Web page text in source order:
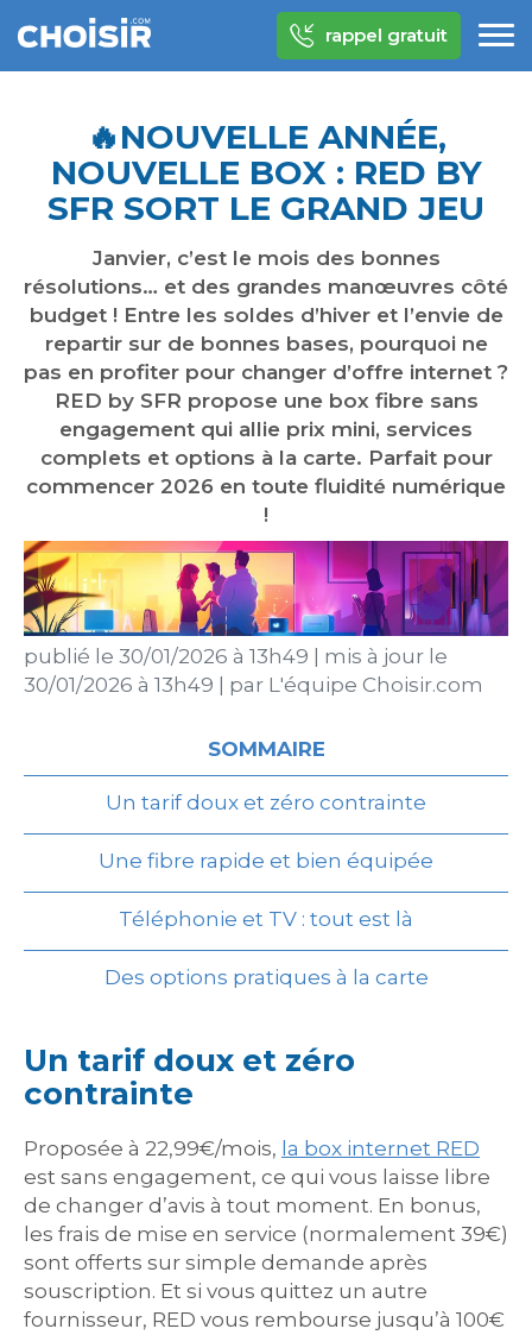
rappel gratuit
🔥​NOUVELLE ANNÉE,
NOUVELLE BOX : RED BY
SFR SORT LE GRAND JEU
Janvier, c’est le mois des bonnes
résolutions… et des grandes manœuvres côté
budget ! Entre les soldes d’hiver et l’envie de
repartir sur de bonnes bases, pourquoi ne
pas en profiter pour changer d’offre internet ?
RED by SFR propose une box fibre sans
engagement qui allie prix mini, services
complets et options à la carte. Parfait pour
commencer 2026 en toute fluidité numérique
!
publié le 30/01/2026 à 13h49
mis à jour le
30/01/2026 à 13h49
par L'équipe Choisir.com
SOMMAIRE
Un tarif doux et zéro contrainte
Une fibre rapide et bien équipée
Téléphonie et TV : tout est là
Des options pratiques à la carte
Un tarif doux et zéro
contrainte
Proposée à 22,99€/mois, la box internet RED
est sans engagement, ce qui vous laisse libre
de changer d’avis à tout moment. En bonus,
les frais de mise en service (normalement 39€)
sont offerts sur simple demande après
souscription. Et si vous quittez un autre
fournisseur, RED vous rembourse jusqu’à 100€